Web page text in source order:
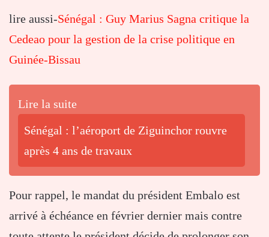
lire aussi-Sénégal : Guy Marius Sagna critique la
Cedeao pour la gestion de la crise politique en
Guinée-Bissau
Lire la suite
Sénégal : l’aéroport de Ziguinchor rouvre
après 4 ans de travaux
Pour rappel, le mandat du président Embalo est
arrivé à échéance en février dernier mais contre